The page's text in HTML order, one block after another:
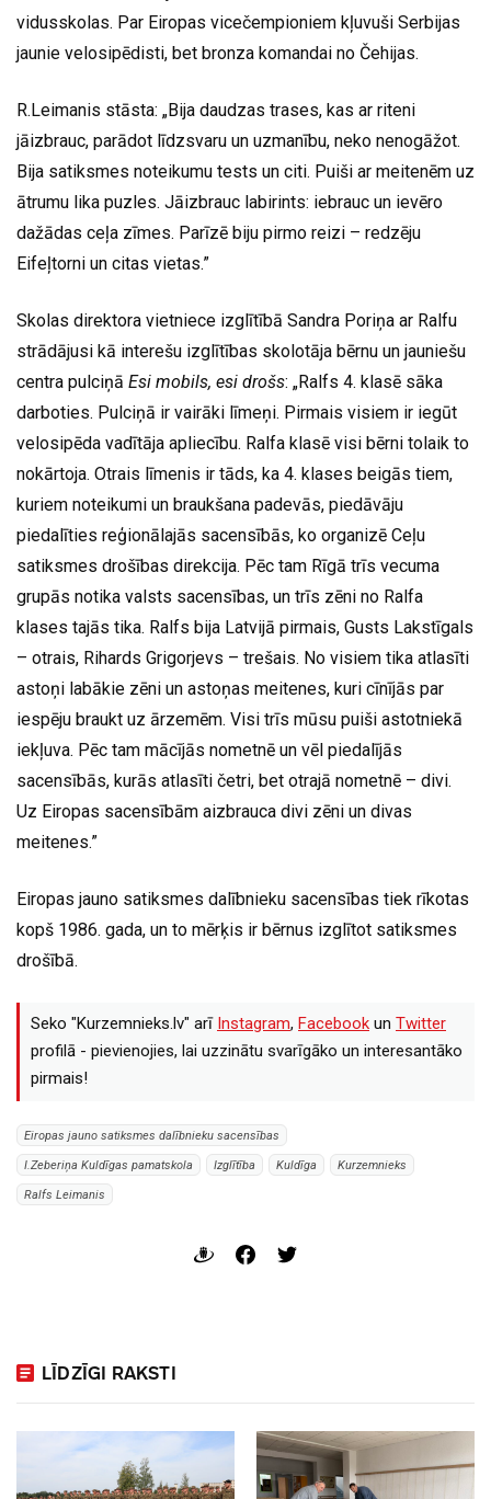
vidusskolas. Par Eiropas vicečempioniem kļuvuši Serbijas
jaunie velosipēdisti, bet bronza komandai no Čehijas.
R.Leimanis stāsta: „Bija daudzas trases, kas ar riteni
jāizbrauc, parādot līdzsvaru un uzmanību, neko nenogāžot.
Bija satiksmes noteikumu tests un citi. Puiši ar meitenēm uz
ātrumu lika puzles. Jāizbrauc labirints: iebrauc un ievēro
dažādas ceļa zīmes. Parīzē biju pirmo reizi – redzēju
Eifeļtorni un citas vietas.”
Skolas direktora vietniece izglītībā Sandra Poriņa ar Ralfu
strādājusi kā interešu izglītības skolotāja bērnu un jauniešu
centra pulciņā Esi mobils, esi drošs: „Ralfs 4. klasē sāka
darboties. Pulciņā ir vairāki līmeņi. Pirmais visiem ir iegūt
velosipēda vadītāja apliecību. Ralfa klasē visi bērni tolaik to
nokārtoja. Otrais līmenis ir tāds, ka 4. klases beigās tiem,
kuriem noteikumi un braukšana padevās, piedāvāju
piedalīties reģionālajās sacensībās, ko organizē Ceļu
satiksmes drošības direkcija. Pēc tam Rīgā trīs vecuma
grupās notika valsts sacensības, un trīs zēni no Ralfa
klases tajās tika. Ralfs bija Latvijā pirmais, Gusts Lakstīgals
– otrais, Rihards Grigorjevs – trešais. No visiem tika atlasīti
astoņi labākie zēni un astoņas meitenes, kuri cīnījās par
iespēju braukt uz ārzemēm. Visi trīs mūsu puiši astotniekā
iekļuva. Pēc tam mācījās nometnē un vēl piedalījās
sacensībās, kurās atlasīti četri, bet otrajā nometnē – divi.
Uz Eiropas sacensībām aizbrauca divi zēni un divas
meitenes.”
Eiropas jauno satiksmes dalībnieku sacensības tiek rīkotas
kopš 1986. gada, un to mērķis ir bērnus izglītot satiksmes
drošībā.
Seko "Kurzemnieks.lv" arī Instagram, Facebook un Twitter
profilā - pievienojies, lai uzzinātu svarīgāko un interesantāko
pirmais!
Eiropas jauno satiksmes dalībnieku sacensības
I.Zeberiņa Kuldīgas pamatskola Izglītība Kuldīga Kurzemnieks
Ralfs Leimanis
LĪDZĪGI RAKSTI